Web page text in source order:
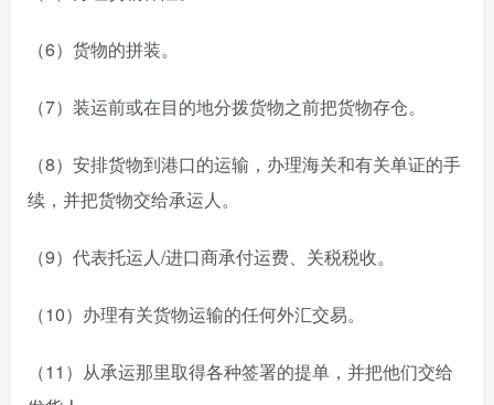
（6）货物的拼装。
（7）装运前或在目的地分拨货物之前把货物存仓。
（8）安排货物到港口的运输，办理海关和有关单证的手
续，并把货物交给承运人。
（9）代表托运人/进口商承付运费、关税税收。
（10）办理有关货物运输的任何外汇交易。
（11）从承运那里取得各种签署的提单，并把他们交给